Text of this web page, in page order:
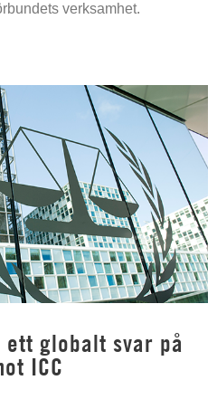
verksamhet.
ett globalt svar på
ICC